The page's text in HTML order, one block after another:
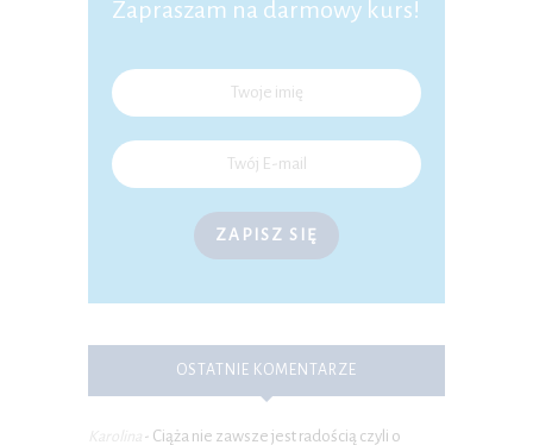
Zapraszam na darmowy kurs!
ZAPISZ SIĘ
OSTATNIE KOMENTARZE
Karolina - Ciąża nie zawsze jest radością czyli o